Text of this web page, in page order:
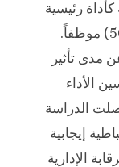
رئيسية
لجمع البيانات الأولية من عينة قوامها (50) موظفاً.
مدى تأثير
الأداء
الدراسة
إيجابية
الإدارية